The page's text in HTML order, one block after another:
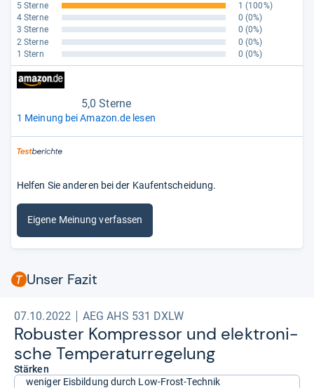
5 Sterne 1 (100%)
4 Sterne
0 (0%)
3 Sterne
0 (0%)
2 Sterne
0 (0%)
1 Stern
0 (0%)
5,0 Sterne
1 Meinung bei Amazon.de lesen
Helfen Sie anderen bei der Kaufentscheidung.
Eigene Meinung verfassen
Unser Fazit
07.10.2022 AEG AHS 531 DXLW
Robus­ter Kom­pres­sor und elek­tro­ni­
sche Tem­pe­ra­tur­re­ge­lung
Stärken
weniger Eisbildung durch Low-Frost-Technik